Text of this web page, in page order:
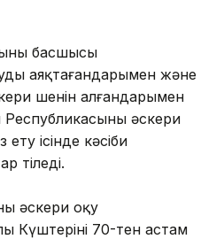
басшысы
аяқтағандарымен және
шенін алғандарымен
әскери
ету ісінде кәсіби
тіледі.
әскери оқу
70-тен астам